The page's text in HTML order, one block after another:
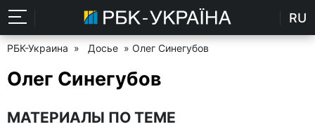
RU
РБК-Украина » Досье » Олег Синегубов
Олег Синегубов
МАТЕРИАЛЫ ПО ТЕМЕ